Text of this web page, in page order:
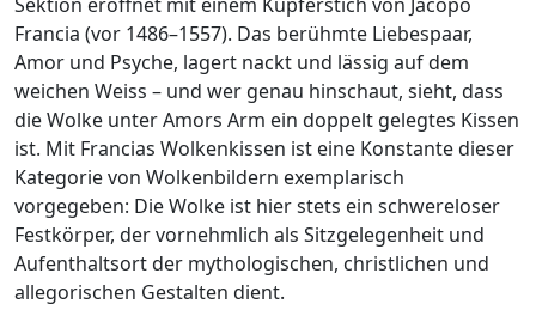
Francia (vor 1486–1557). Das berühmte Liebespaar,
Amor und Psyche, lagert nackt und lässig auf dem
weichen Weiss – und wer genau hinschaut, sieht, dass
die Wolke unter Amors Arm ein doppelt gelegtes Kissen
ist. Mit Francias Wolkenkissen ist eine Konstante dieser
Kategorie von Wolkenbildern exemplarisch
vorgegeben: Die Wolke ist hier stets ein schwereloser
Festkörper, der vornehmlich als Sitzgelegenheit und
Aufenthaltsort der mythologischen, christlichen und
allegorischen Gestalten dient.